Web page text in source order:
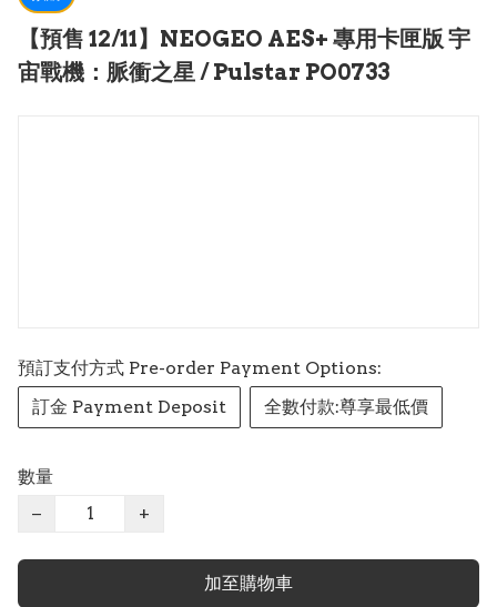
【預售 12/11】NEOGEO AES+ 專用卡匣版 宇
宙戰機：脈衝之星 / Pulstar PO0733
預訂支付方式 Pre-order Payment Options:
訂金 Payment Deposit
全數付款:尊享最低價
數量
−
+
加至購物車